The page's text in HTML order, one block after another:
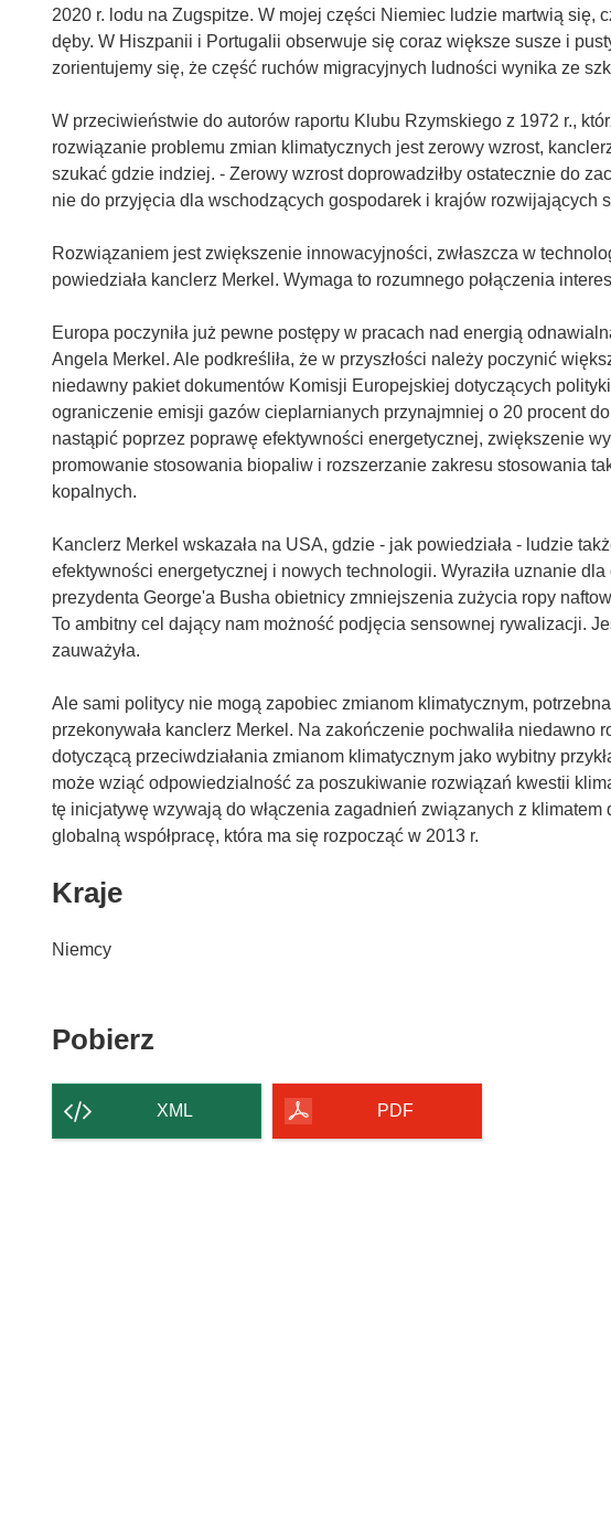
2020 r. lodu na Zugspitze. W mojej części Niemiec ludzie martwią się,
dęby. W Hiszpanii i Portugalii obserwuje się coraz większe susze i
zorientujemy się, że część ruchów migracyjnych ludności wynika ze
W przeciwieństwie do autorów raportu Klubu Rzymskiego z 1972 r.,
rozwiązanie problemu zmian klimatycznych jest zerowy wzrost,
szukać gdzie indziej. - Zerowy wzrost doprowadziłby ostatecznie do
nie do przyjęcia dla wschodzących gospodarek i krajów rozwijających
Rozwiązaniem jest zwiększenie innowacyjności, zwłaszcza w
powiedziała kanclerz Merkel. Wymaga to rozumnego połączenia
Europa poczyniła już pewne postępy w pracach nad energią
Angela Merkel. Ale podkreśliła, że w przyszłości należy poczynić
niedawny pakiet dokumentów Komisji Europejskiej dotyczących
ograniczenie emisji gazów cieplarnianych przynajmniej o 20 procent
nastąpić poprzez poprawę efektywności energetycznej, zwiększenie
promowanie stosowania biopaliw i rozszerzanie zakresu stosowania
kopalnych.
Kanclerz Merkel wskazała na USA, gdzie - jak powiedziała - ludzie
efektywności energetycznej i nowych technologii. Wyraziła uznanie
prezydenta George'a Busha obietnicy zmniejszenia zużycia ropy
To ambitny cel dający nam możność podjęcia sensownej rywalizacji.
zauważyła.
Ale sami politycy nie mogą zapobiec zmianom klimatycznym,
przekonywała kanclerz Merkel. Na zakończenie pochwaliła niedawno
dotyczącą przeciwdziałania zmianom klimatycznym jako wybitny
może wziąć odpowiedzialność za poszukiwanie rozwiązań kwestii
tę inicjatywę wzywają do włączenia zagadnień związanych z klimatem
globalną współpracę, która ma się rozpocząć w 2013 r.
Kraje
Niemcy
Pobierz
strony
XML PDF